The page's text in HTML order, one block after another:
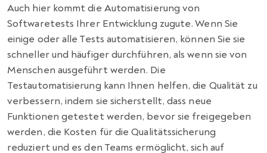
Auch hier kommt die Automatisierung von
Softwaretests Ihrer Entwicklung zugute. Wenn Sie
einige oder alle Tests automatisieren, können Sie sie
schneller und häufiger durchführen, als wenn sie von
Menschen ausgeführt werden. Die
Testautomatisierung kann Ihnen helfen, die Qualität zu
verbessern, indem sie sicherstellt, dass neue
Funktionen getestet werden, bevor sie freigegeben
werden, die Kosten für die Qualitätssicherung
reduziert und es den Teams ermöglicht, sich auf